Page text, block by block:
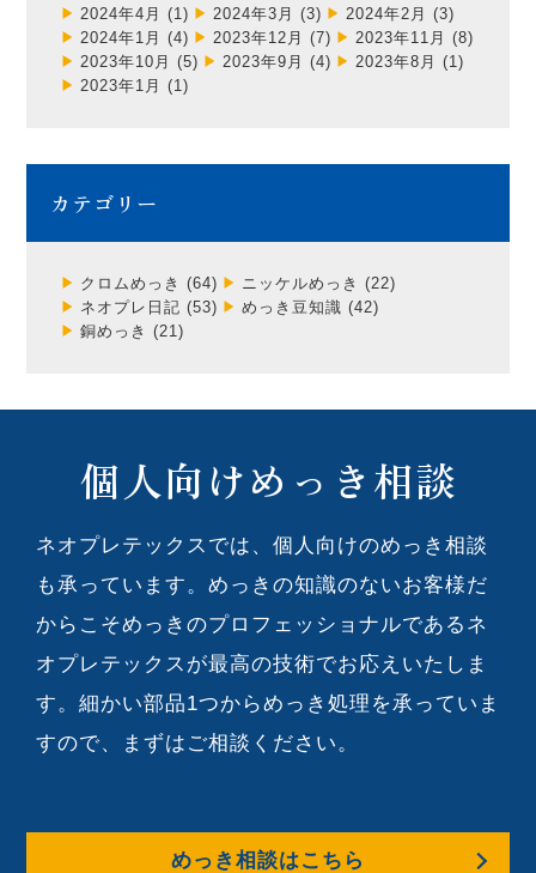
2024年4月
(1) 2024年3月 (3) 2024年2月
(3)
2024年1月
(4) 2023年12月 (7) 2023年11月
(8)
2023年10月
(5) 2023年9月 (4) 2023年8月
(1)
2023年1月
(1)
カテゴリー
クロムめっき (64) ニッケルめっき (22)
ネオプレ日記 (53) めっき豆知識 (42)
銅めっき (21)
個人向けめっき相談
ネオプレテックスでは、個人向けのめっき相談
も承っています。めっきの知識のないお客様だ
からこそめっきのプロフェッショナルであるネ
オプレテックスが最高の技術でお応えいたしま
す。細かい部品1つからめっき処理を承っていま
すので、まずはご相談ください。
めっき相談はこちら